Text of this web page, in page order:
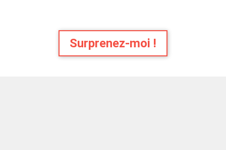
Surprenez-moi !